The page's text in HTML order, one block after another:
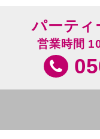
パーティ
営業時間